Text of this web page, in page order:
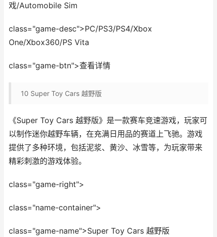
戏/Automobile Sim
class="game-desc">PC/PS3/PS4/Xbox
One/Xbox360/PS Vita
class="game-btn">查看详情
10 Super Toy Cars 越野版
《Super Toy Cars 越野版》是一款赛车竞速游戏，玩家可
以制作迷你越野车辆，在充满日用品的赛道上飞驰。游戏
提供了多种环境，包括泥浆、黄沙、冰雪等，为玩家带来
精彩刺激的游戏体验。
class="game-right">
class="name-container">
class="game-name">Super Toy Cars 越野版